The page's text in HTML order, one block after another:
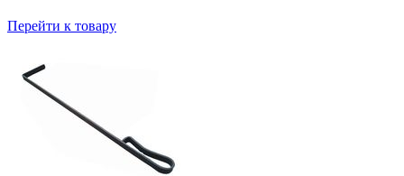
Перейти к товару